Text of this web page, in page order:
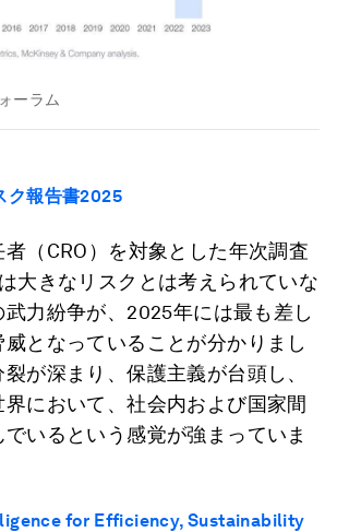
ーラム
ク報告書2025
（CRO）を対象とした年次調査
大きなリスクとは考えられていな
力紛争が、2025年には最も差し
となっていることが分かりまし
が深まり、保護主義が台頭し、
において、社会内および国家間
いるという感覚が強まっていま
for Efficiency, Sustainability